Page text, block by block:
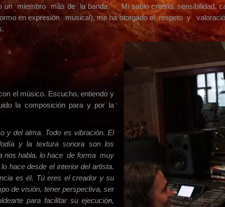
un miembro más de la banda. Mi sabio criterio, sensibilidad,
en expresión musical), me ha otorgado el respeto y
el músico. Escucho, entiendo y
la composición para y por la
y del alma. Todo es vibración. El
y la textura sonora son los
nos habla, lo hace de forma muy
hace desde el interior del artista.
es él. Tú eres el creador y su
de visión, tener perspectiva, ser
para facilitar su ejecución,